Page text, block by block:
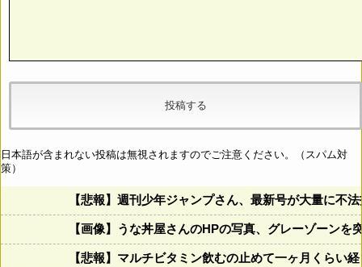
日本語が含まれない投稿は無視されますのでご注意ください。（スパム対
策）
【悲報】週刊少年ジャンプさん、最新号が大量に不
【画像】うな丼屋さんのHPの写真、グレーゾーンを
【悲報】マルチビタミン飲むの止めて一ヶ月くらい